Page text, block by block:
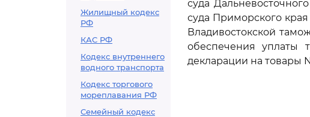
Жилищный кодекс
РФ
КАС РФ
Кодекс внутреннего
водного транспорта
Кодекс торгового
мореплавания РФ
Семейный кодекс
суда
суда Приморского
Владивостокской
обеспечения уплаты
декларации на товары